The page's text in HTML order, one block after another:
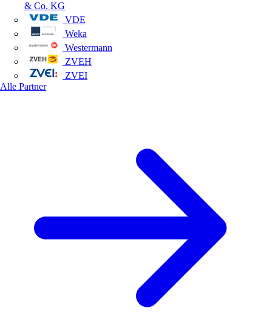
& Co. KG
VDE
Weka
Westermann
ZVEH
ZVEI
Alle Partner